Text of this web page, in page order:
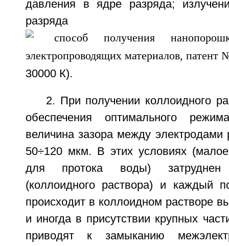
давления в ядре разряда;
разряда
30000 К).
2. При получении коллоидного
обеспечения оптимального
величина зазора между электродами
50÷120 мкм. В этих условиях
для протока воды)
(коллоидного раствора) и каждый
происходит в коллоидном растворе
и иногда в присутствии крупных
приводят к замыканию